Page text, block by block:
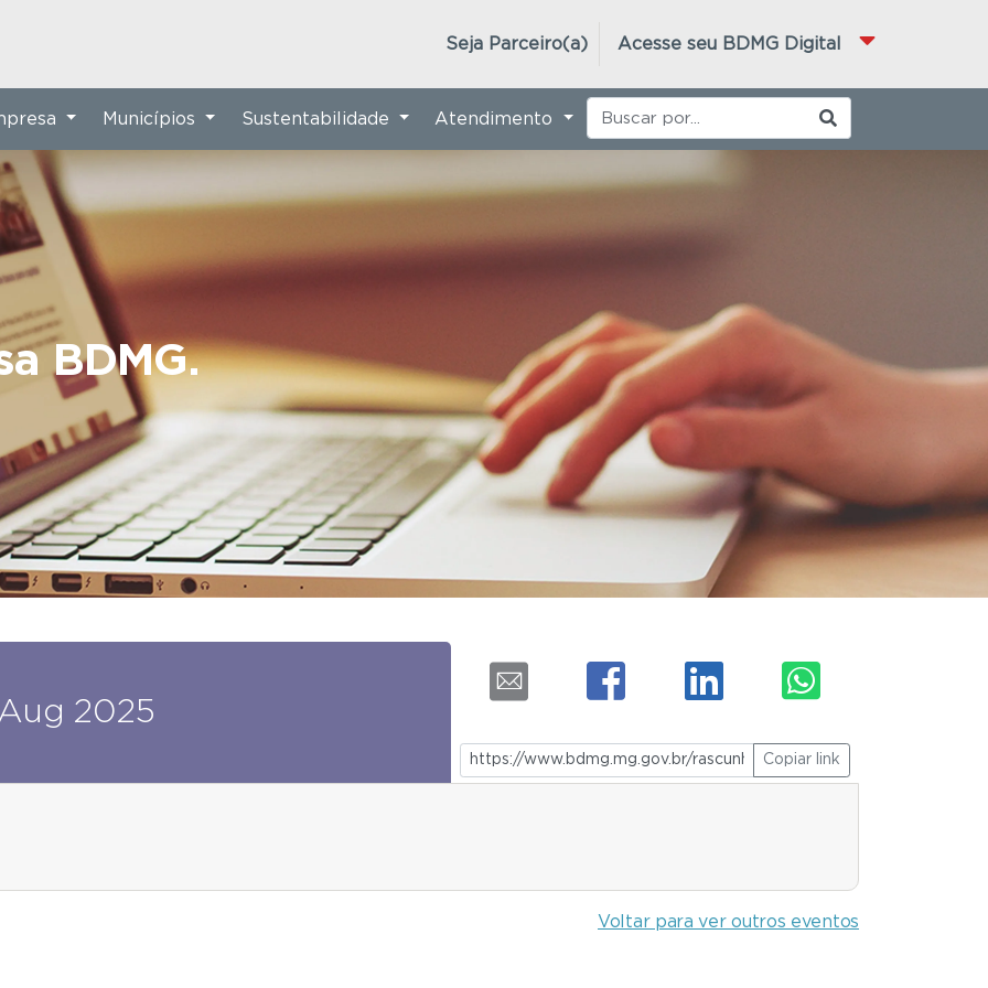
Acesse seu BDMG Digital
Seja Parceiro(a)
BDMG.
Municípios Sustentabilidade Atendimento
2025
Copiar link
Voltar para ver outros eventos